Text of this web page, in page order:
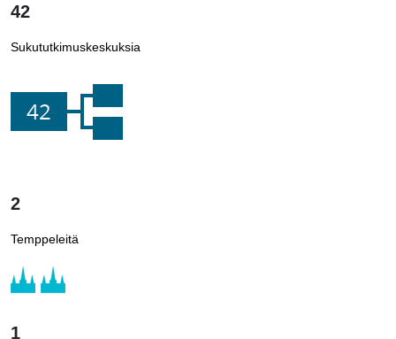
42
Sukututkimuskeskuksia
42
2
Temppeleitä
1